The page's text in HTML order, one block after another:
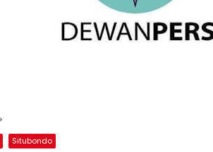
Situbondo